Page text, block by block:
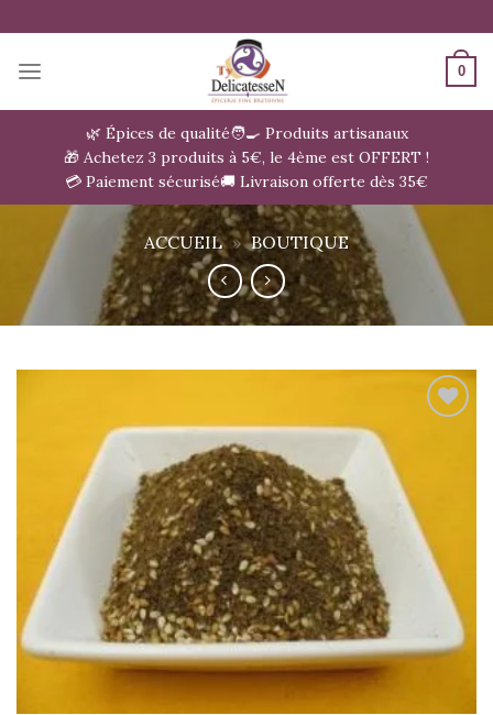
au
contenu
0
🌿 Épices de qualité🧑‍🍳 Produits artisanaux
🎁 Achetez 3 produits à 5€, le 4ème est OFFERT !
💳 Paiement sécurisé🚚 Livraison offerte dès 35€
ACCUEIL » BOUTIQUE